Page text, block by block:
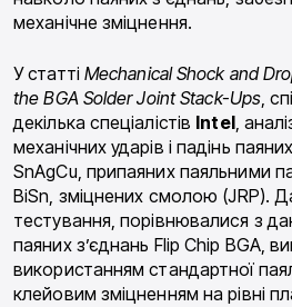
механічне зміцнення.
У статті Mechanical Shock and
the BGA Solder Joint Stack-Ups,
декілька спеціалістів Intel,
механічних ударів і падінь
SnAgCu, припаяних паяльними
BiSn, зміцнених смолою (JRP).
тестування, порівнювалися з
паяних з’єднань Flip Chip BGA,
використанням стандартної
клейовим зміцненням на рівні